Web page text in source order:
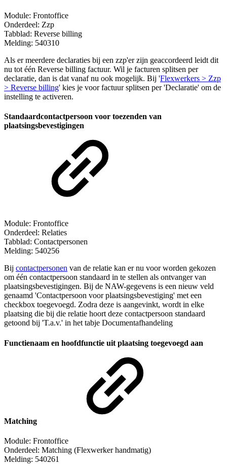
Module: Frontoffice
Onderdeel: Zzp
Tabblad: Reverse billing
Melding: 540310
Als er meerdere declaraties bij een zzp'er zijn geaccordeerd leidt dit
nu tot één Reverse billing factuur. Wil je facturen splitsen per
declaratie, dan is dat vanaf nu ook mogelijk. Bij 'Flexwerkers > Zzp
> Reverse billing' kies je voor factuur splitsen per 'Declaratie' om de
instelling te activeren.
Standaardcontactpersoon voor toezenden van
plaatsingsbevestigingen
Module: Frontoffice
Onderdeel: Relaties
Tabblad: Contactpersonen
Melding: 540256
Bij contactpersonen van de relatie kan er nu voor worden gekozen
om één contactpersoon standaard in te stellen als ontvanger van
plaatsingsbevestigingen. Bij de NAW-gegevens is een nieuw veld
genaamd 'Contactpersoon voor plaatsingsbevestiging' met een
checkbox toegevoegd. Zodra deze is aangevinkt, wordt in elke
plaatsing die bij die relatie hoort deze contactpersoon standaard
getoond bij 'T.a.v.' in het tabje Documentafhandeling
Functienaam en hoofdfunctie uit plaatsing toegevoegd aan
Matching
Module: Frontoffice
Onderdeel: Matching (Flexwerker handmatig)
Melding: 540261